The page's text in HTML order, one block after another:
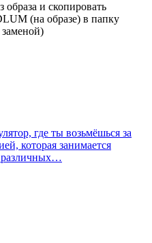
и скопировать
(на образе) в папку
где ты возьмёшься за
которая занимается
различных…